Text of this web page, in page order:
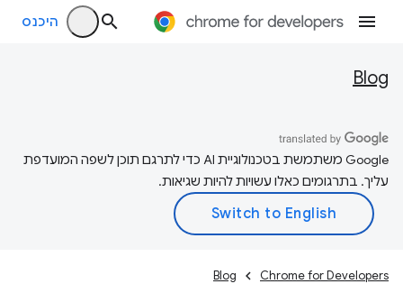
היכנס
Blog
‫Google משתמשת בטכנולוגיית AI כדי לתרגם תוכן לשפה המועדפת
עליך. בתרגומים כאלו עשויות להיות שגיאות.
Chrome for Developers
Blog